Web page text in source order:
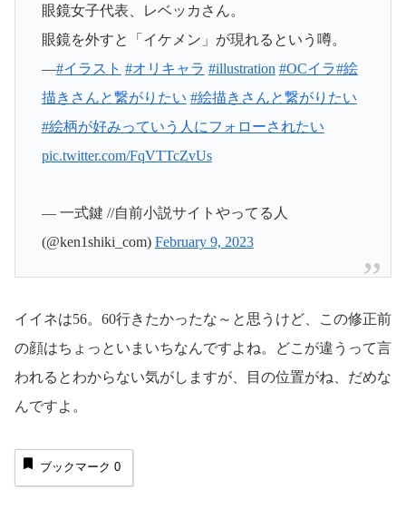
眼鏡女子代表、レベッカさん。
眼鏡を外すと「イケメン」が現れるという噂。
—#イラスト #オリキャラ #illustration #OCイラ#絵
描きさんと繋がりたい #絵描きさんと繋がりたい
#絵柄が好みっていう人にフォローされたい
pic.twitter.com/FqVTTcZvUs
— 一式鍵 //自前小説サイトやってる人
(@ken1shiki_com) February 9, 2023
イイネは56。60行きたかったな～と思うけど、この修正前
の顔はちょっといまいちなんですよね。どこが違うって言
われるとわからない気がしますが、目の位置がね、だめな
んですよ。
ブックマーク 0